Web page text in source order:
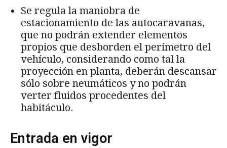
Se regula la maniobra de
estacionamiento de las autocaravanas,
que no podrán extender elementos
propios que desborden el perímetro del
vehículo, considerando como tal la
proyección en planta, deberán descansar
sólo sobre neumáticos y no podrán
verter fluidos procedentes del
habitáculo.
Entrada en vigor